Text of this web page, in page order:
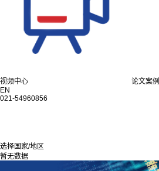
视频中心
论文案例
EN
021-54960856
选择国家/地区
暂无数据